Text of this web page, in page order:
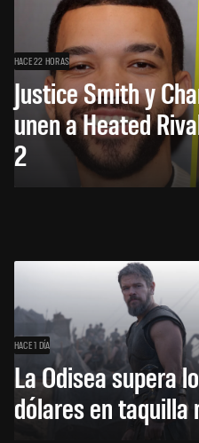
HACE 22 HORAS
Justice Smith y
unen a Heated
2
HACE 1 DÍA
La Odisea supera
dólares en taquilla